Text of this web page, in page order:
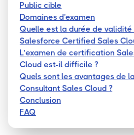
Public cible
Domaines d'examen
Quelle est la durée de
Salesforce Certified Sales
L’examen de certification
Cloud est-il difficile ?
Quels sont les avantages de
Consultant Sales Cloud ?
Conclusion
FAQ